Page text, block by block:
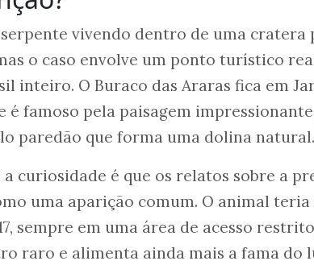
vivendo dentro de uma cratera
o caso envolve um ponto turístico
inteiro. O Buraco das Araras fica em
é famoso pela paisagem
paredão que forma uma dolina natural.
curiosidade é que os relatos sobre a
uma aparição comum. O animal
sempre em uma área de acesso
raro e alimenta ainda mais a fama do